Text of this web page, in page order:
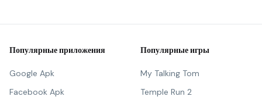
Популярные приложения
Google Apk
Facebook Apk
Популярные игры
My Talking Tom
Temple Run 2